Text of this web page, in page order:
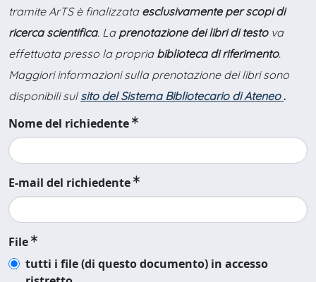
tramite ArTS è finalizzata esclusivamente per scopi di
ricerca scientifica. La prenotazione dei libri di testova
effettuata presso la propria biblioteca di riferimento.
Maggiori informazioni sulla prenotazione dei libri sono
disponibili sul sito del Sistema Bibliotecario di Ateneo .
Nome del richiedente
E-mail del richiedente
File
tutti i file (di questo documento) in accesso